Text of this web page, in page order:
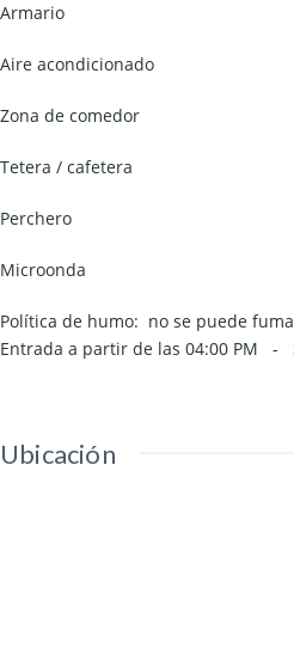
Armario
Aire acondicionado
Zona de comedor
Tetera / cafetera
Perchero
Microonda
Política de humo: ​ no se puede
Entrada a partir de las 04:00 PM -
Ubicación